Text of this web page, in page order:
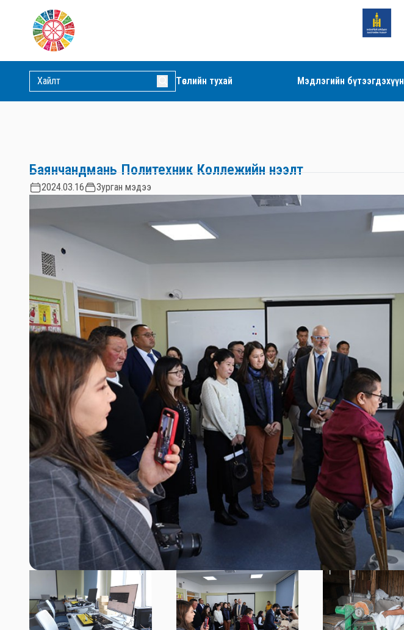
Төслийн тухай Мэдлэгийн бүтээгдэхүүн
Баянчандмань Политехник Коллежийн нээлт
2024.03.16 Зурган мэдээ